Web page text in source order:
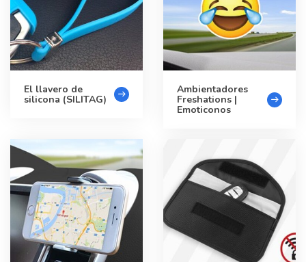
El llavero de
silicona (SILITAG)
Ambientadores
Freshations |
Emoticonos